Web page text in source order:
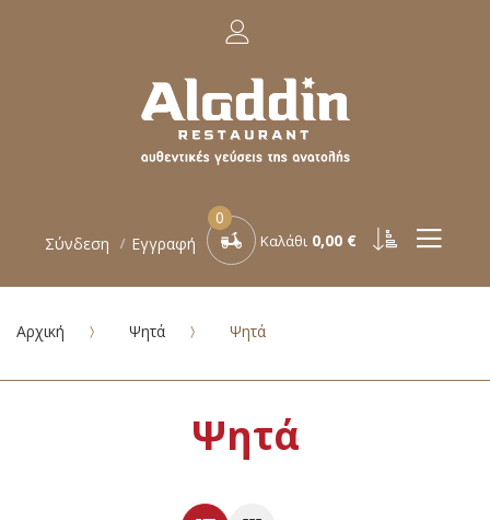
Σύνδεση Εγγραφή
0
Καλάθι 0,00 €
Αρχική Ψητά Ψητά
Ψητά